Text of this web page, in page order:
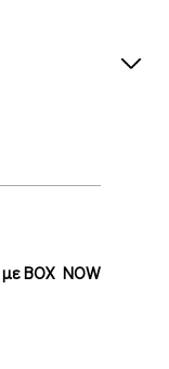
BOX NOW